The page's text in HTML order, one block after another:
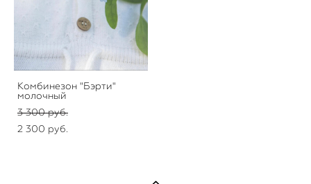
Комбинезон "Бэрти"
молочный
3 300 pуб.
2 300 pуб.